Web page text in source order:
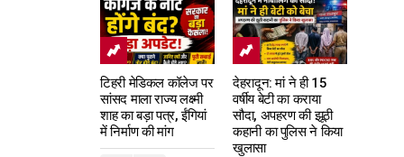
टिहरी मेडिकल कॉलेज पर
सांसद माला राज्य लक्ष्मी
शाह का बड़ा पत्र, ईंगियां
में निर्माण की मांग
देहरादून: मां ने ही 15
वर्षीय बेटी का कराया
सौदा, अपहरण की झूठी
कहानी का पुलिस ने किया
खुलासा